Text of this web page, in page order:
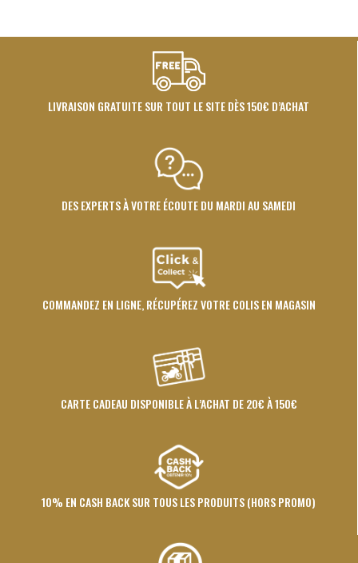
LIVRAISON GRATUITE SUR TOUT LE SITE DÈS 150€ D’ACHAT
DES EXPERTS À VOTRE ÉCOUTE DU MARDI AU SAMEDI
COMMANDEZ EN LIGNE, RÉCUPÉREZ VOTRE COLIS EN MAGASIN
CARTE CADEAU DISPONIBLE À L’ACHAT DE 20€ À 150€
10% EN CASH BACK SUR TOUS LES PRODUITS (HORS PROMO)